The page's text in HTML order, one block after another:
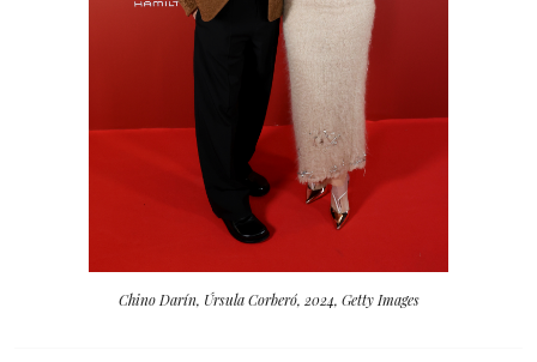
Chino Darín, Úrsula Corberó, 2024, Getty Images